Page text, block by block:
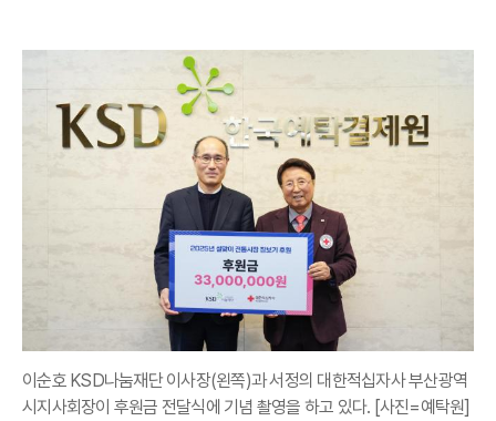
이순호 KSD나눔재단 이사장(왼쪽)과 서정의 대한적십자사 부산광역
시지사회장이 후원금 전달식에 기념 촬영을 하고 있다. [사진=예탁원]